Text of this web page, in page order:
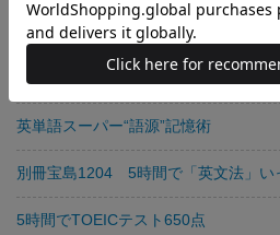
別冊宝島1124 使える！ 英語 超・速
版
別冊宝島 増補・改訂版 英語で“なん
英単語スーパー“語源”記憶術
別冊宝島1204 5時間で「英文法」い
5時間でTOEICテスト650点